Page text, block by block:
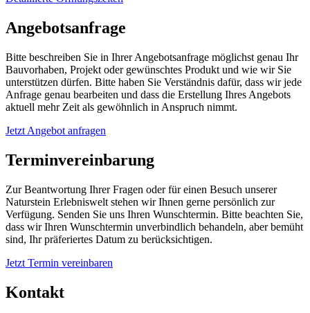
Angebotsanfrage
Bitte beschreiben Sie in Ihrer Angebotsanfrage möglichst genau Ihr
Bauvorhaben, Projekt oder gewünschtes Produkt und wie wir Sie
unterstützen dürfen. Bitte haben Sie Verständnis dafür, dass wir jede
Anfrage genau bearbeiten und dass die Erstellung Ihres Angebots
aktuell mehr Zeit als gewöhnlich in Anspruch nimmt.
Jetzt Angebot anfragen
Terminvereinbarung
Zur Beantwortung Ihrer Fragen oder für einen Besuch unserer
Naturstein Erlebniswelt stehen wir Ihnen gerne persönlich zur
Verfügung. Senden Sie uns Ihren Wunschtermin. Bitte beachten Sie,
dass wir Ihren Wunschtermin unverbindlich behandeln, aber bemüht
sind, Ihr präferiertes Datum zu berücksichtigen.
Jetzt Termin vereinbaren
Kontakt